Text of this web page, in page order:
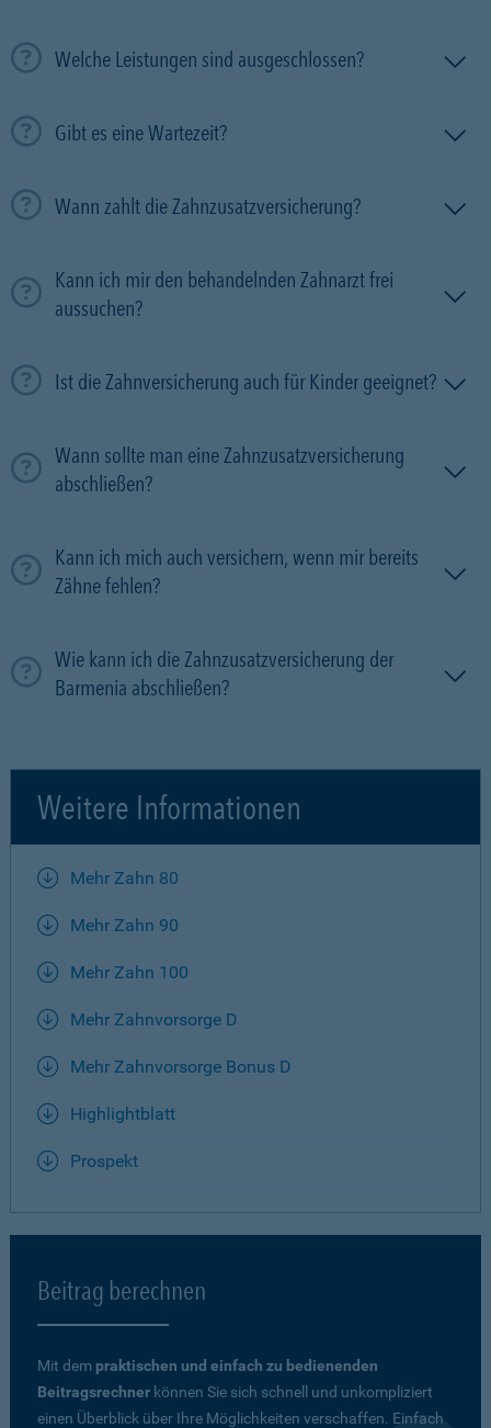
Welche Leistungen sind ausgeschlossen?
Gibt es eine Wartezeit?
Wann zahlt die Zahnzusatzversicherung?
Kann ich mir den behandelnden Zahnarzt frei
aussuchen?
Ist die Zahnversicherung auch für Kinder geeignet?
Wann sollte man eine Zahnzusatzversicherung
abschließen?
Kann ich mich auch versichern, wenn mir bereits
Zähne fehlen?
Wie kann ich die Zahnzusatzversicherung der
Barmenia abschließen?
Weitere Informationen
Mehr Zahn 80
Mehr Zahn 90
Mehr Zahn 100
Mehr Zahnvorsorge D
Mehr Zahnvorsorge Bonus D
Highlightblatt
Prospekt
Beitrag berechnen
Mit dem praktischen und einfach zu bedienenden
Beitragsrechner können Sie sich schnell und unkompliziert
einen Überblick über Ihre Möglichkeiten verschaffen. Einfach